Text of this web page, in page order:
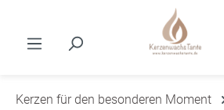
Kerzen für den besonderen Moment